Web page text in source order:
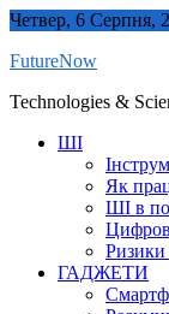
Skip
content
Четвер, 6 Серпня,
FutureNow
Technologies &
ШІ
Як
ШІ в
Ризики
ГАДЖЕТИ